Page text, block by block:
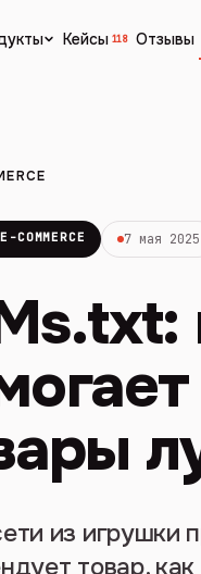
Кейсы 118 Отзывы
7 мая 2025
из игрушки
товар,